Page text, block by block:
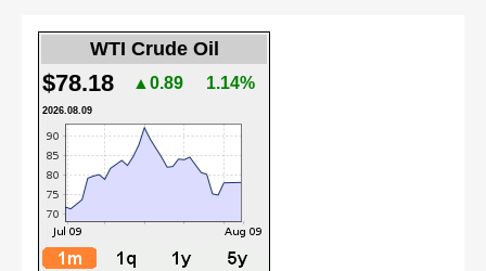
WTI Crude Oil
$78.18 ▲0.89 1.14%
2026.08.09